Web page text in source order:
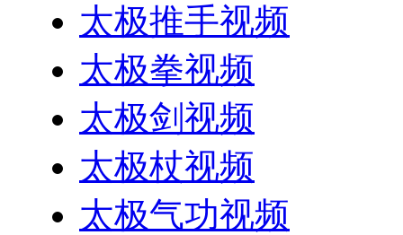
太极推手视频
太极拳视频
太极剑视频
太极杖视频
太极气功视频